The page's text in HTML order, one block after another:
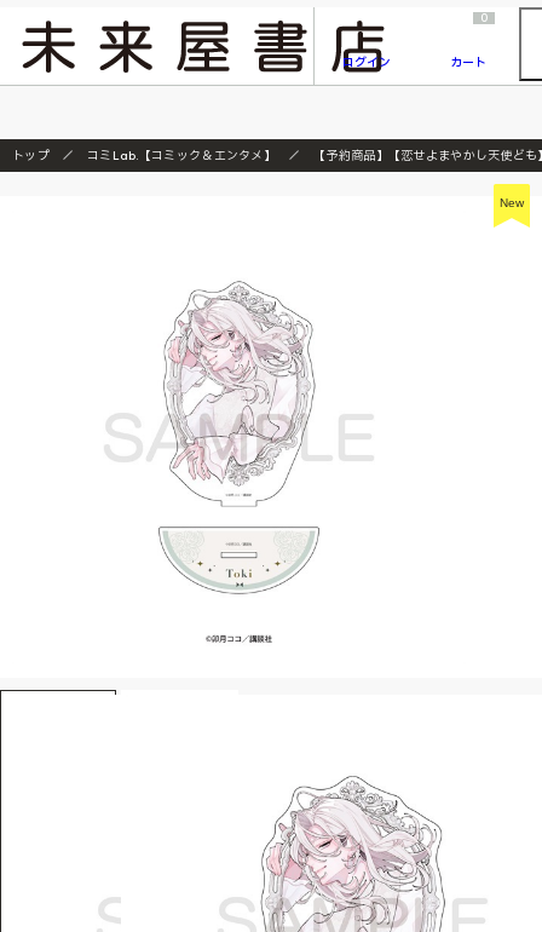
『ONE PIECE magazine 021 ONE PIECEカード付き同梱版』発売延期のご案内
ログイン
0
カート
トップ コミLab.【コミック＆エンタメ】 【予約商品】【恋せよまやかし天使ど
New